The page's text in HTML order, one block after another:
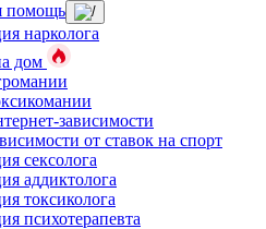
помощь
нарколога
дом
зависимости
от ставок на спорт
сексолога
аддиктолога
токсиколога
психотерапевта